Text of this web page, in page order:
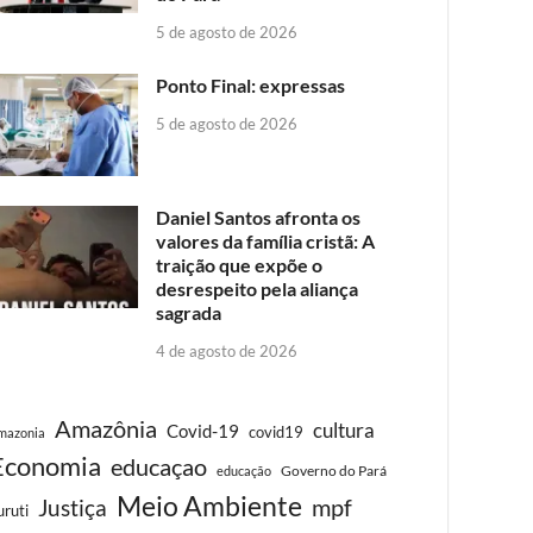
5 de agosto de 2026
Ponto Final: expressas
5 de agosto de 2026
Daniel Santos afronta os
valores da família cristã: A
traição que expõe o
desrespeito pela aliança
sagrada
4 de agosto de 2026
Amazônia Covid-19 covid19 cultura
educaçao educação Governo do Pará
Justiça Meio Ambiente mpf